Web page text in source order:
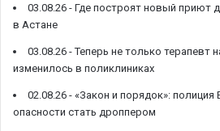
03.08.26 - Где построят новый приют
в Астане
03.08.26 -Теперь не только терапевт
изменилось в поликлиниках
02.08.26 - «Закон и порядок»:
опасности стать дроппером